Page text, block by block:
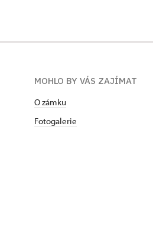
MOHLO BY VÁS ZAJÍMAT
O zámku
Fotogalerie